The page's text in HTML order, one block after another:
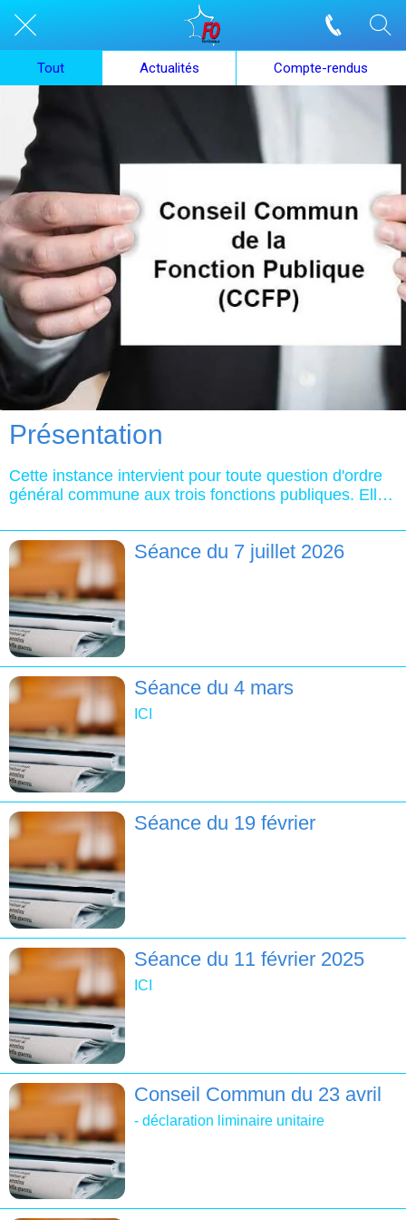
Tout Actualités Compte-rendus
Présentation
Cette instance intervient pour toute question d'ordre
général commune aux trois fonctions publiques. Elle
lorsqu'une disposition législative ou réglementaire le
prévoit, de décret, communs aux trois fonctions
publiques...
Séance du 7 juillet 2026
Séance du 4 mars
ICI
Séance du 19 février
Séance du 11 février 2025
ICI
Conseil Commun du 23 avril
- déclaration liminaire unitaire